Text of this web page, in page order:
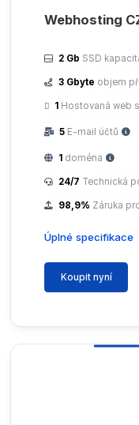
Webhosting
2 Gb SSD
3 Gbyte objem
1 Hostovaná web
5 E-mail účtů
1 doména
24/7 Technická
98,9% Záruka
Úplné specifikace
Koupit nyní